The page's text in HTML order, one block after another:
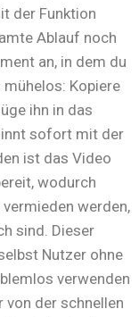
der Funktion
Ablauf noch
an, in dem du
Kopiere
ihn in das
sofort mit der
ist das Video
wodurch
werden,
sind. Dieser
Nutzer ohne
verwenden
von der schnellen